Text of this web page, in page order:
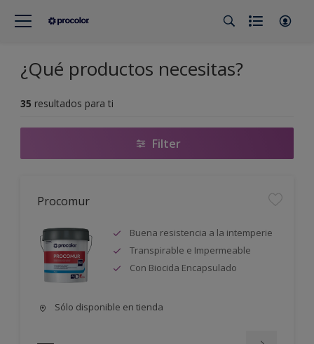
¿Qué productos necesitas?
35 resultados para ti
Filter
Procomur
Buena resistencia a la intemperie
Transpirable e Impermeable
Con Biocida Encapsulado
Sólo disponible en tienda